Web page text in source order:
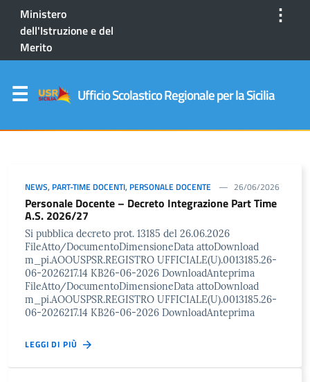
Ministero
dell'Istruzione e del
Merito
⋮
Ufficio Scolastico Regionale per la Sicilia
NEWS, PART-TIME DOCENTI, PERSONALE DOCENTE 26/06/2026
Personale Docente – Decreto Integrazione Part Time
A.S. 2026/27
Si pubblica decreto prot. 13185 del 26.06.2026
FileAtto/DocumentoDimensioneData attoDownload
m_pi.AOOUSPSR.REGISTRO UFFICIALE(U).0013185.26-
06-2026217.14 KB26-06-2026 DownloadAnteprima
FileAtto/DocumentoDimensioneData attoDownload
m_pi.AOOUSPSR.REGISTRO UFFICIALE(U).0013185.26-
06-2026217.14 KB26-06-2026 DownloadAnteprima
LEGGI DI PIÙ